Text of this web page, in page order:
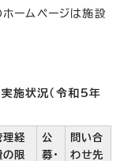
ホームページは施設
施状況（令和5年
理経
の限
公
募・
問い合
わせ先